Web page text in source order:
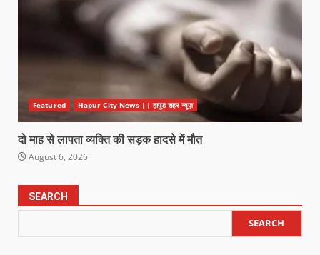
Featured Hapur City News || हापुड़ शहर न्यूज़
दो माह से लापता व्यक्ति की सड़क हादसे में मौत
August 6, 2026
SEARCH
SEARCH